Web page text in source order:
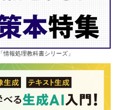
報処理教科書シリーズ」